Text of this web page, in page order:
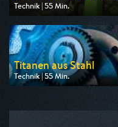
Technik | 55 Min.
Ausgestrahlt von WELT
am 09.08.2026, 17:30
Titanen aus Stahl
Technik | 55 Min.
Ausgestrahlt von DMAX